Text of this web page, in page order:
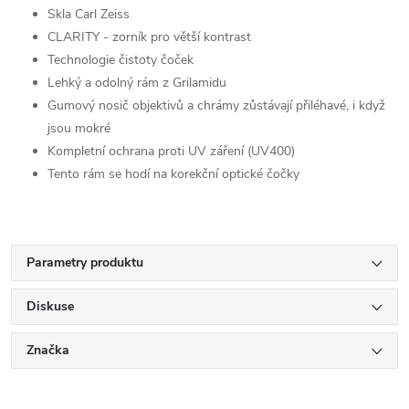
Skla Carl Zeiss
CLARITY - zorník pro větší kontrast
Technologie čistoty čoček
Lehký a odolný rám z Grilamidu
Gumový nosič objektivů a chrámy zůstávají přiléhavé, i když
jsou mokré
Kompletní ochrana proti UV záření (UV400)
Tento rám se hodí na korekční optické čočky
Parametry produktu
Diskuse
Značka